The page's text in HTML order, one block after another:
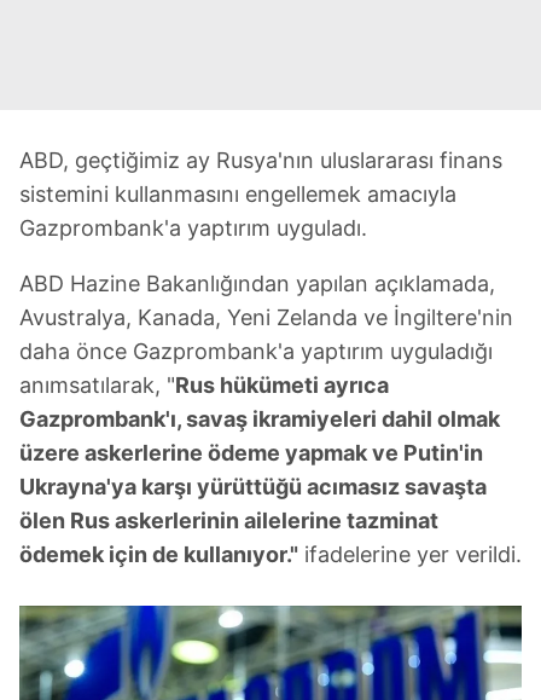
ABD, geçtiğimiz ay Rusya'nın uluslararası finans
sistemini kullanmasını engellemek amacıyla
Gazprombank'a yaptırım uyguladı.
ABD Hazine Bakanlığından yapılan açıklamada,
Avustralya, Kanada, Yeni Zelanda ve İngiltere'nin
daha önce Gazprombank'a yaptırım uyguladığı
anımsatılarak, "Rus hükümeti ayrıca
Gazprombank'ı, savaş ikramiyeleri dahil olmak
üzere askerlerine ödeme yapmak ve Putin'in
Ukrayna'ya karşı yürüttüğü acımasız savaşta
ölen Rus askerlerinin ailelerine tazminat
ödemek için de kullanıyor." ifadelerine yer verildi.